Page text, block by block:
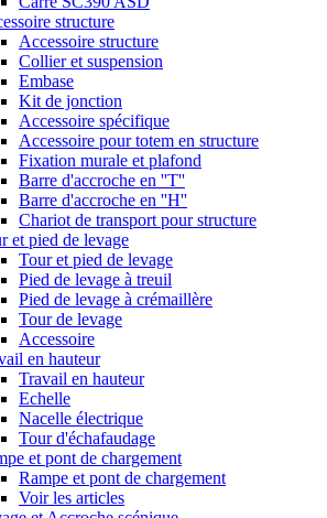
structure
Accessoire structure
Collier et suspension
Embase
Kit de jonction
Accessoire spécifique
Accessoire pour totem en structure
Fixation murale et plafond
Barre d'accroche en ''T''
Barre d'accroche en ''H''
Chariot de transport pour structure
et pied de levage
Tour et pied de levage
Pied de levage à treuil
Pied de levage à crémaillère
Tour de levage
Accessoire
en hauteur
Travail en hauteur
Echelle
Nacelle électrique
Tour d'échafaudage
et pont de chargement
Rampe et pont de chargement
Voir les articles